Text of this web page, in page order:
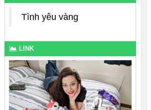
Tình yêu vàng
LINK